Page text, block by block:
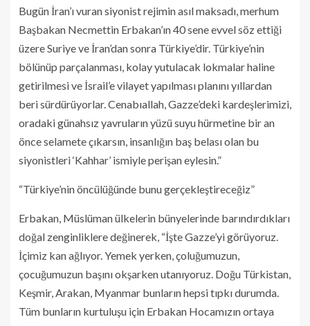
Bugün İran’ı vuran siyonist rejimin asıl maksadı, merhum
Başbakan Necmettin Erbakan’ın 40 sene evvel söz ettiği
üzere Suriye ve İran’dan sonra Türkiye’dir. Türkiye’nin
bölünüp parçalanması, kolay yutulacak lokmalar haline
getirilmesi ve İsrail’e vilayet yapılması planını yıllardan
beri sürdürüyorlar. Cenabıallah, Gazze’deki kardeşlerimizi,
oradaki günahsız yavruların yüzü suyu hürmetine bir an
önce selamete çıkarsın, insanlığın baş belası olan bu
siyonistleri ‘Kahhar’ ismiyle perişan eylesin.”
“Türkiye’nin öncülüğünde bunu gerçekleştireceğiz”
Erbakan, Müslüman ülkelerin bünyelerinde barındırdıkları
doğal zenginliklere değinerek, “İşte Gazze’yi görüyoruz.
İçimiz kan ağlıyor. Yemek yerken, çoluğumuzun,
çocuğumuzun başını okşarken utanıyoruz. Doğu Türkistan,
Keşmir, Arakan, Myanmar bunların hepsi tıpkı durumda.
Tüm bunların kurtuluşu için Erbakan Hocamızın ortaya